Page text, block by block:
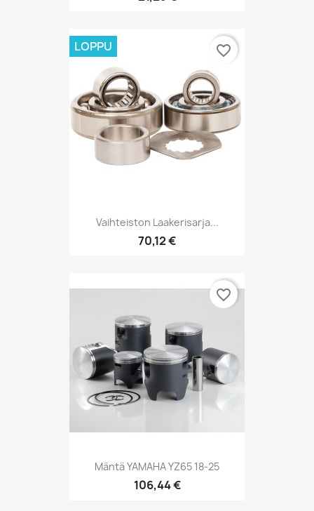
Vaihteiston Laakerisarja...
70,12 €
LOPPU favorite_border
Mäntä YAMAHA YZ65 18-25
106,44 €
favorite_border